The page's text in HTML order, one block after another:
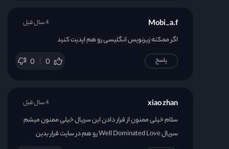
Mobi_a.f
اگر ممکنه زیرنویس انگلیسی رو هم اپدیت کنید
0 0
4 سال قبل
پاسخ
xiao zhan
سلام خیلی ممنون از قرار دادن این سریال خیلی ممنون میشم
سریال Well Dominated Love رو هم در سایت قرار بدین
4 سال قبل